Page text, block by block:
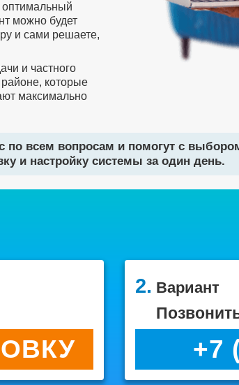
оптимальный
можно будет
и сами решаете,
и частного
которые
максимально
по всем вопросам и помогут с
и настройку системы за один день.
2. Вариант
+7